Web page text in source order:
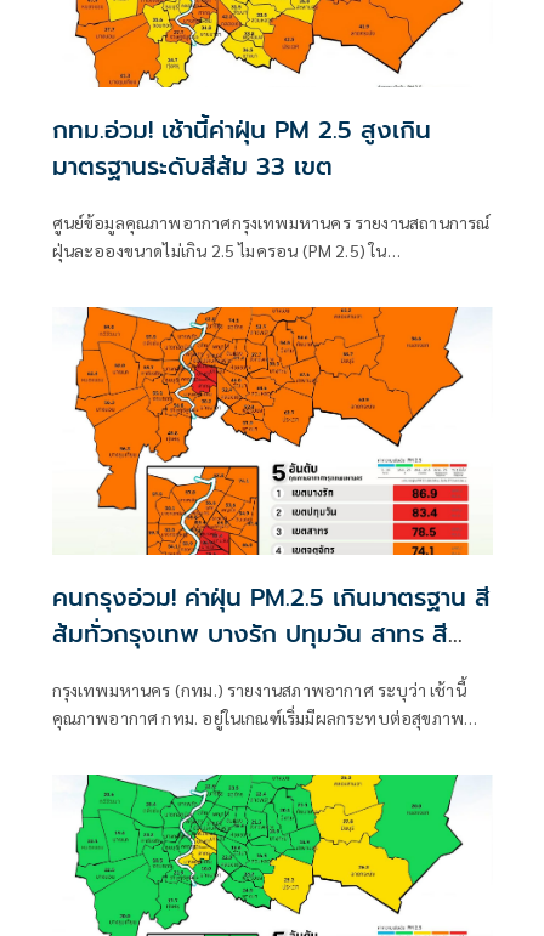
กทม.อ่วม! เช้านี้ค่าฝุ่น PM 2.5 สูงเกิน
มาตรฐานระดับสีส้ม 33 เขต
ศูนย์ข้อมูลคุณภาพอากาศกรุงเทพมหานคร รายงานสถานการณ์
ฝุ่นละอองขนาดไม่เกิน 2.5 ไมครอน (PM 2.5) ใน
คนกรุงอ่วม! ค่าฝุ่น PM.2.5 เกินมาตรฐาน สี
ส้มทั่วกรุงเทพ บางรัก ปทุมวัน สาทร สี
กรุงเทพมหานคร (กทม.) รายงานสภาพอากาศ ระบุว่า เช้านี้
คุณภาพอากาศ กทม. อยู่ในเกณฑ์เริ่มมีผลกระทบต่อสุขภาพ